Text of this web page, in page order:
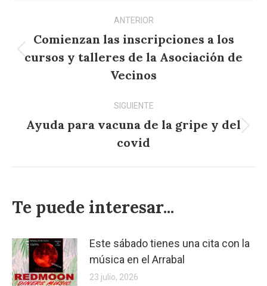
Navegación
entre
publicaciones
ANTERIOR
Publicación
anterior:
Comienzan las inscripciones a los
cursos y talleres de la Asociación de
Vecinos
SIGUIENTE
Publicación
siguiente:
Ayuda para vacuna de la gripe y del
covid
Te puede interesar...
Este sábado tienes una cita con la
música en el Arrabal
23 julio, 2026